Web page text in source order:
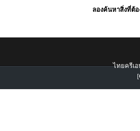
ลองค้นหาสิ่งที่ต้อ
ไทยครีเอ
[